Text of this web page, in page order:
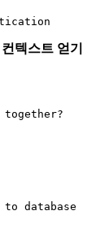
텍스트 얻기